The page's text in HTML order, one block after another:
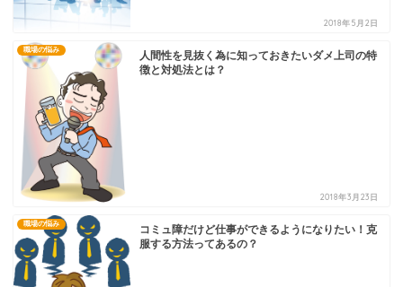
2018年5月2日
職場の悩み
人間性を見抜く為に知っておきたいダメ上司の特
徴と対処法とは？
2018年3月23日
職場の悩み
コミュ障だけど仕事ができるようになりたい！克
服する方法ってあるの？